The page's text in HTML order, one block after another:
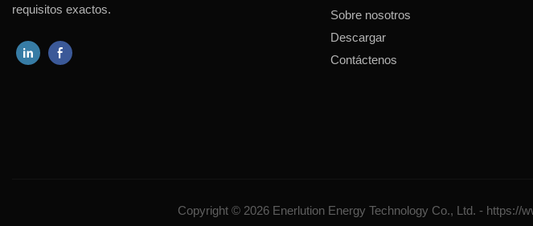
requisitos exactos.
Sobre nosotros
Descargar
Contáctenos
Copyright © 2026 Enerlution Energy Technology Co., Ltd. - https://